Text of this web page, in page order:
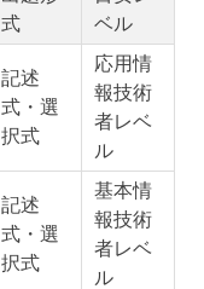
式
ベル
記述
式・選
択式
応用情
報技術
者レベ
ル
記述
式・選
択式
基本情
報技術
者レベ
ル